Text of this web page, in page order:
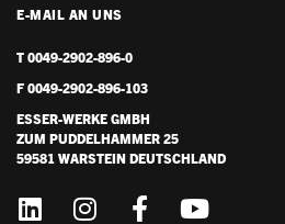
E-MAIL AN UNS
T 0049-2902-896-0
F 0049-2902-896-103
ESSER-WERKE GMBH
ZUM PUDDELHAMMER 25
59581 WARSTEIN DEUTSCHLAND